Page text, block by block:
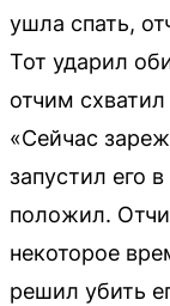
ушла спать,
Тот ударил
отчим
«Сейчас
запустил его
положил.
некоторое
решил убить